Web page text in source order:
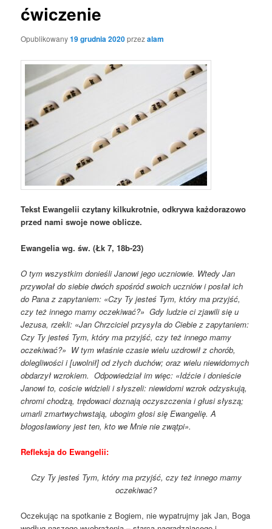
ćwiczenie
Opublikowany19 grudnia 2020przezalam
Tekst Ewangelii czytany kilkukrotnie, odkrywa każdorazowo
przed nami swoje nowe oblicze.
Ewangelia wg. św. (Łk 7, 18b-23)
O tym wszystkim donieśli Janowi jego uczniowie. Wtedy Jan
przywołał do siebie dwóch spośród swoich uczniów i posłał ich
do Pana z zapytaniem: «Czy Ty jesteś Tym, który ma przyjść,
czy też innego mamy oczekiwać?» Gdy ludzie ci zjawili się u
Jezusa, rzekli: «Jan Chrzciciel przysyła do Ciebie z zapytaniem:
Czy Ty jesteś Tym, który ma przyjść, czy też innego mamy
oczekiwać?» W tym właśnie czasie wielu uzdrowił z chorób,
dolegliwości i [uwolnił] od złych duchów; oraz wielu niewidomych
obdarzył wzrokiem. Odpowiedział im więc: «Idźcie i donieście
Janowi to, coście widzieli i słyszeli: niewidomi wzrok odzyskują,
chromi chodzą, trędowaci doznają oczyszczenia i głusi słyszą;
umarli zmartwychwstają, ubogim głosi się Ewangelię. A
błogosławiony jest ten, kto we Mnie nie zwątpi».
Refleksja do Ewangelii:
Czy Ty jesteś Tym, który ma przyjść, czy też innego mamy
oczekiwać?
Oczekując na spotkanie z Bogiem, nie wypatrujmy jak Jan, Boga